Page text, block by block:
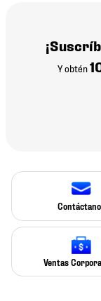
Y obtén
Ventas